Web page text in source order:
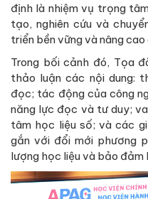
định là nhiệm vụ trọng
tạo, nghiên cứu và
triển bền vững và nâng
Trong bối cảnh đó, Tọa
thảo luận các nội dung:
đọc; tác động của công
năng lực đọc và tư duy;
tâm học liệu số; và các
gắn với đổi mới phương
lượng học liệu và bảo